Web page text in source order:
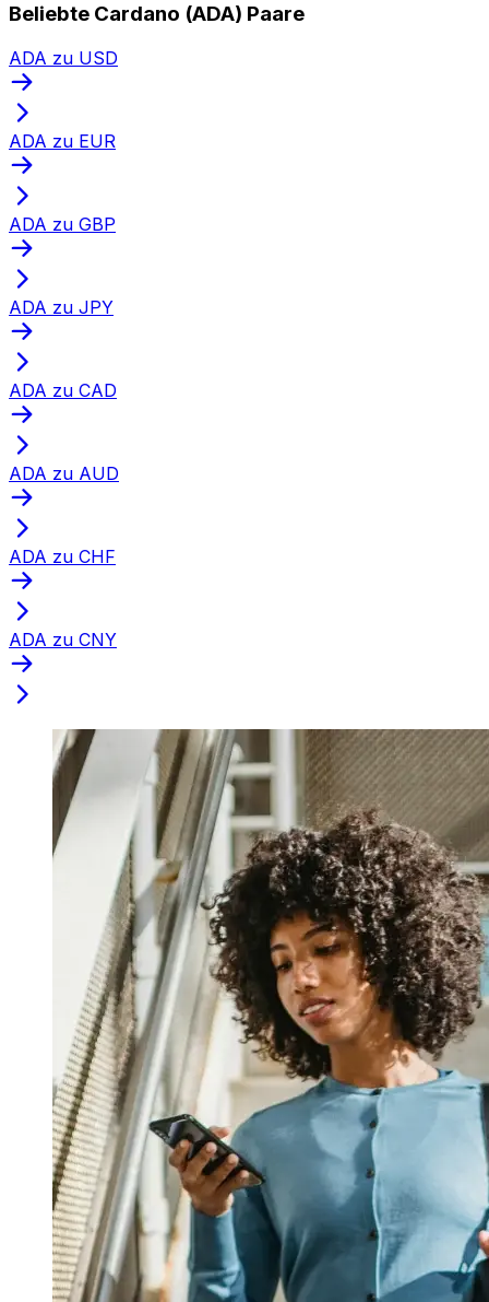
Beliebte Cardano (ADA) Paare
ADA zu USD
ADA zu EUR
ADA zu GBP
ADA zu JPY
ADA zu CAD
ADA zu AUD
ADA zu CHF
ADA zu CNY